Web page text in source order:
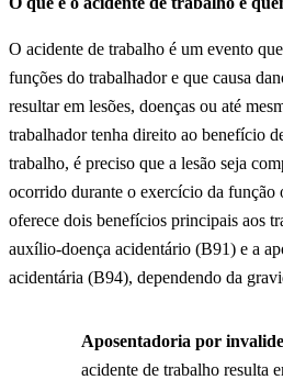
O acidente de trabalho é um evento
funções do trabalhador e que causa
resultar em lesões, doenças ou até
trabalhador tenha direito ao benefício
trabalho, é preciso que a lesão seja
ocorrido durante o exercício da
oferece dois benefícios principais aos
auxílio-doença acidentário (B91) e a
acidentária (B94), dependendo da
Aposentadoria por
acidente de trabalho resulta